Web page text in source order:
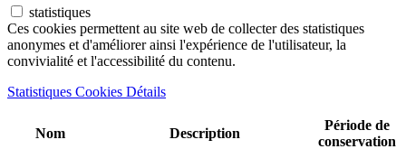
statistiques
Ces cookies permettent au site web de collecter des statistiques
anonymes et d'améliorer ainsi l'expérience de l'utilisateur, la
convivialité et l'accessibilité du contenu.
Statistiques Cookies Détails
Nom Description
Période de
conservation